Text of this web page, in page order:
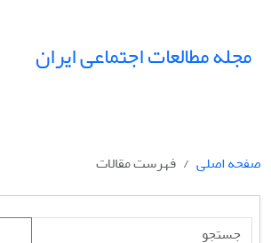
مجله مطالعات اجتماعی ایران
صفحه اصلی
فهرست مقالات